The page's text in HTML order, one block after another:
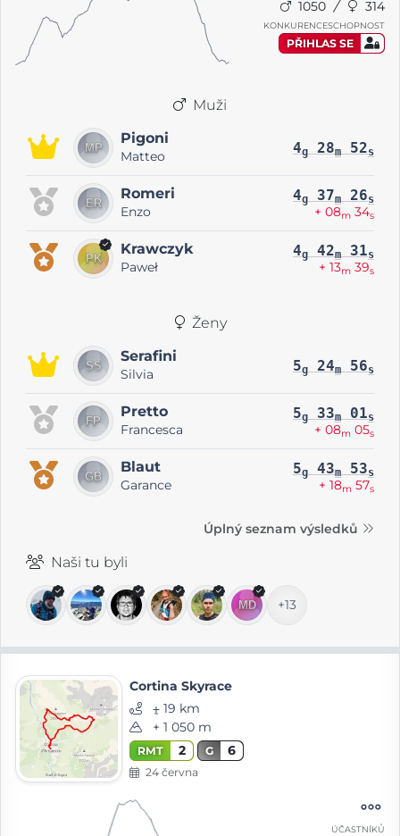
1050 314
KONKURENCESCHOPNOST
PŘIHLAS SE
Muži
Pigoni
Matteo 4g 28m 52s
Romeri
Enzo
4g 37m 26s
+ 08m 34s
Krawczyk
Paweł
4g 42m 31s
+ 13m 39s
Ženy
Serafini
Silvia 5g 24m 56s
Pretto
Francesca
5g 33m 01s
+ 08m 05s
Blaut
Garance
5g 43m 53s
+ 18m 57s
Úplný seznam výsledků
Naši tu byli
+13
Cortina Skyrace
⨦ 19 km
+ 1 050 m
RMT 2 G 6
24 června
ÚČASTNÍKŮ